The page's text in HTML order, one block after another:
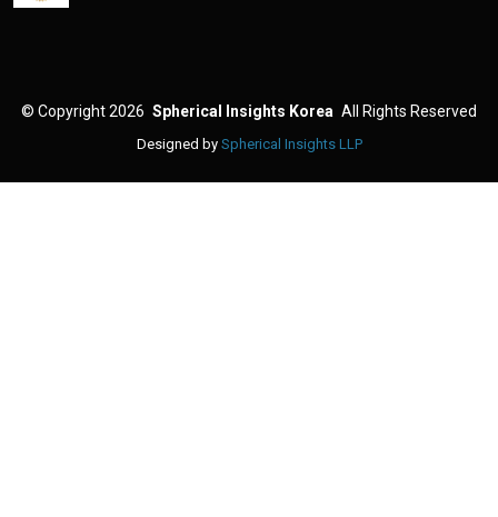
© Copyright 2026 Spherical Insights Korea All Rights Reserved
Designed by Spherical Insights LLP